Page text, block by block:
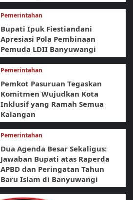
Pemerintahan
Bupati Ipuk Fiestiandani
Apresiasi Pola Pembinaan
Pemuda LDII Banyuwangi
Pemerintahan
Pemkot Pasuruan Tegaskan
Komitmen Wujudkan Kota
Inklusif yang Ramah Semua
Kalangan
Pemerintahan
Dua Agenda Besar Sekaligus:
Jawaban Bupati atas Raperda
APBD dan Peringatan Tahun
Baru Islam di Banyuwangi